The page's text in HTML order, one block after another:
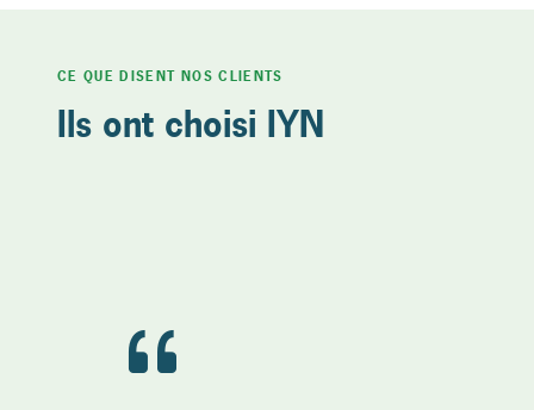
CE QUE DISENT NOS CLIENTS
Ils ont choisi IYN